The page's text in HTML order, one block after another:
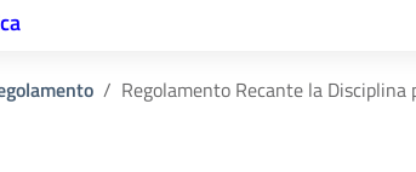
Regolamento Recante la